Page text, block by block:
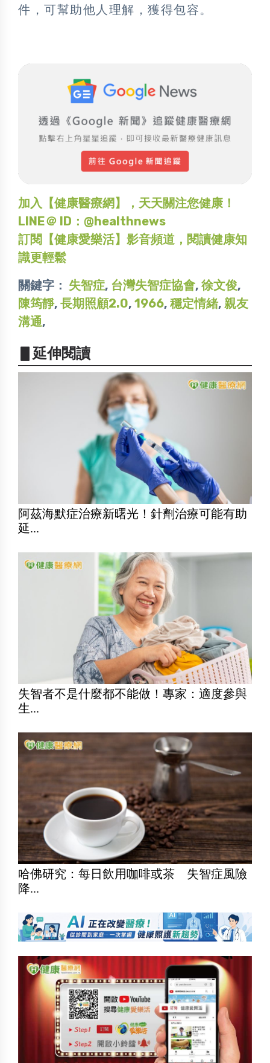
件，可幫助他人理解，獲得包容。
加入【健康醫療網】，天天關注您健康！
LINE＠ ID：@healthnews
訂閱【健康愛樂活】影音頻道，閱讀健康知
識更輕鬆
關鍵字： 失智症, 台灣失智症協會, 徐文俊,
陳筠靜, 長期照顧2.0, 1966, 穩定情緒, 親友
溝通,
▋延伸閱讀
阿茲海默症治療新曙光！針劑治療可能有助
延...
失智者不是什麼都不能做！專家：適度參與
生...
哈佛研究：每日飲用咖啡或茶 失智症風險
降...